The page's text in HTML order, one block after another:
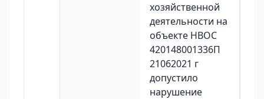
хозяйственной
деятельности на
объекте НВОС
420148001336П
21062021 г
допустило
нарушение